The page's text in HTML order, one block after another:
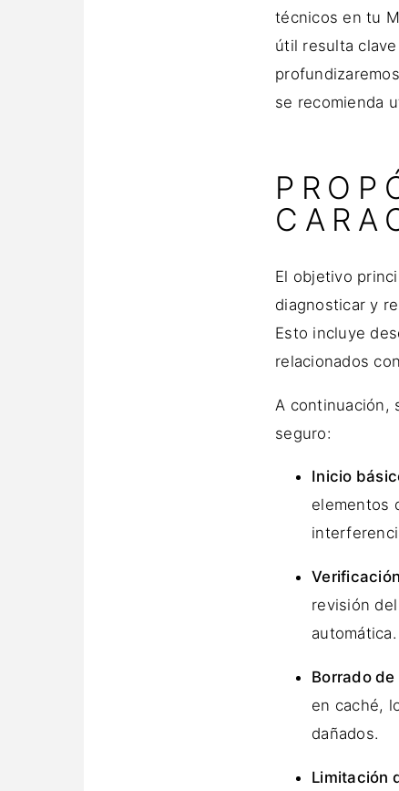
técnicos en tu
útil resulta
se recomienda
El objetivo
diagnosticar y
Esto incluye
relacionados
A continuación,
seguro:
Inicio
elementos
revisión
automática.
Borrado
en caché,
dañados.
Limitación